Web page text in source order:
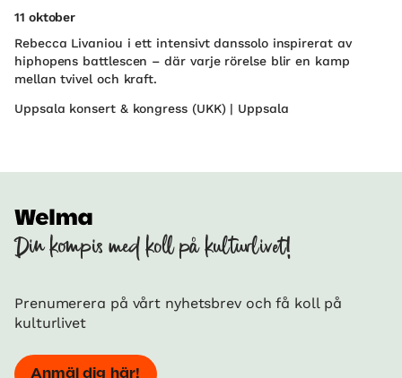
11 oktober
Rebecca Livaniou i ett intensivt danssolo inspirerat av
hiphopens battlescen – där varje rörelse blir en kamp
mellan tvivel och kraft.
Uppsala konsert & kongress (UKK) | Uppsala
Din kompis med koll på kulturlivet!
Prenumerera på vårt nyhetsbrev och få koll på
kulturlivet
Anmäl dig här!